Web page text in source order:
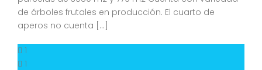
de árboles frutales en producción. El cuarto de
aperos no cuenta […]
1
1